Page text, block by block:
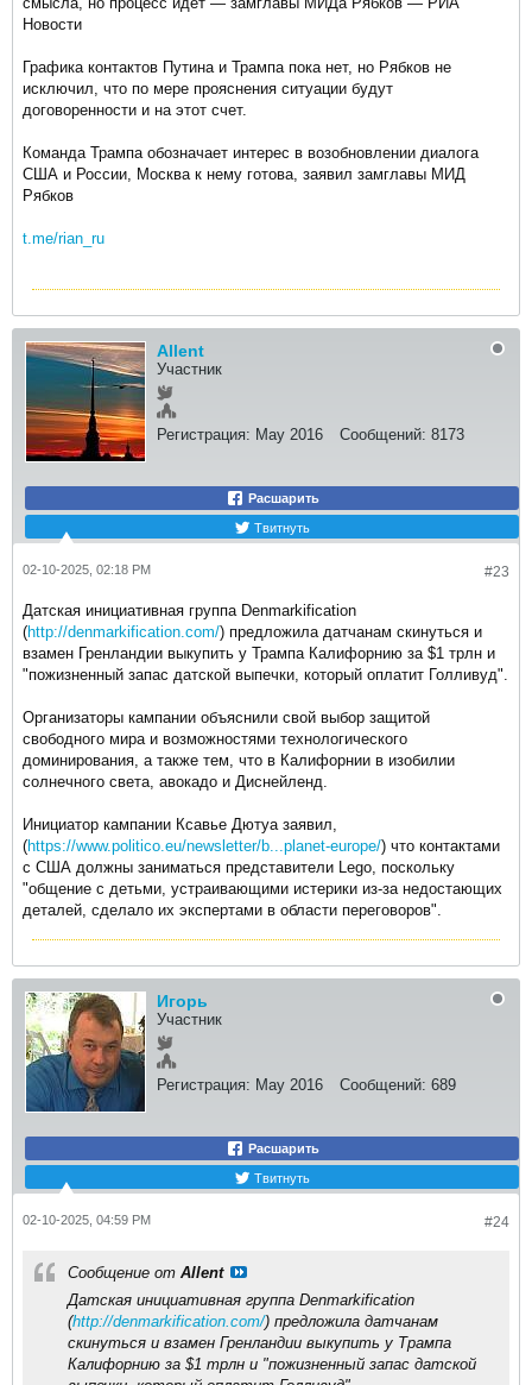
Новости
Графика контактов Путина и Трампа пока нет, но Рябков не
исключил, что по мере прояснения ситуации будут
договоренности и на этот счет.
Команда Трампа обозначает интерес в возобновлении диалога
США и России, Москва к нему готова, заявил замглавы МИД
Рябков
t.me/rian_ru
Allent
Участник
Регистрация: May 2016 Сообщений: 8173
Расшарить
Твитнуть
#23
02-10-2025, 02:18 PM
Датская инициативная группа Denmarkification
(http://denmarkification.com/) предложила датчанам скинуться и
взамен Гренландии выкупить у Трампа Калифорнию за $1 трлн и
"пожизненный запас датской выпечки, который оплатит Голливуд".
Организаторы кампании объяснили свой выбор защитой
свободного мира и возможностями технологического
доминирования, а также тем, что в Калифорнии в изобилии
солнечного света, авокадо и Диснейленд.
Инициатор кампании Ксавье Дютуа заявил,
(https://www.politico.eu/newsletter/b...planet-europe/) что контактами
с США должны заниматься представители Lego, поскольку
"общение с детьми, устраивающими истерики из-за недостающих
деталей, сделало их экспертами в области переговоров".​
Игорь
Участник
Регистрация: May 2016 Сообщений: 689
Расшарить
Твитнуть
#24
02-10-2025, 04:59 PM
Сообщение от Allent
Датская инициативная группа Denmarkification
(http://denmarkification.com/) предложила датчанам
скинуться и взамен Гренландии выкупить у Трампа
Калифорнию за $1 трлн и "пожизненный запас датской